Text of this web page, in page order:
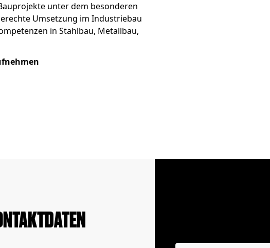
unter dem besonderen
Umsetzung im Industriebau
in Stahlbau, Metallbau,